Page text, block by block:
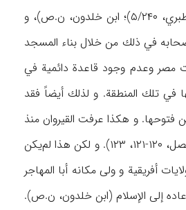
و قد ورد التأكيد في التواريخ الإسلامية على مبادرة عقبة إلى تصميم القيروان و بنائها في ۵۰ه‍/۶۷۰م (مثلاً البلاذري، ن.ص؛ الطبري، ۵/۲۴۰)؛ ابن خلدون، ن.ص)، و
أصحابه في ذلك من خلال بناء المسجد
مصر وعدم وجود قاعدة دائمية في
في تلك المنطقة. و لذلك أيضاً فقد
و هكذا عرفت القيروان منذ
عهد إمارة عقبة كمركز للقوات الإسلامية في المغرب كما حصل أمراء أفريقية على استقلال عسكري و أخذوا بزمام المبادرة أكثر (فيصل، ۱۲۰-۱۲۱، ۱۲۳). و لكن هذا لم‌يكن
أفريقية و ولى مكانه أبا ‌المهاجر
ارتد، و أعاده إلى الإسلام (ابن خلدون، ن.ص).